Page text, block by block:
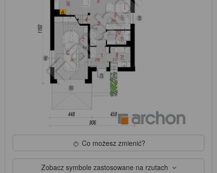
Co możesz zmienić?
Zobacz symbole zastosowane na rzutach